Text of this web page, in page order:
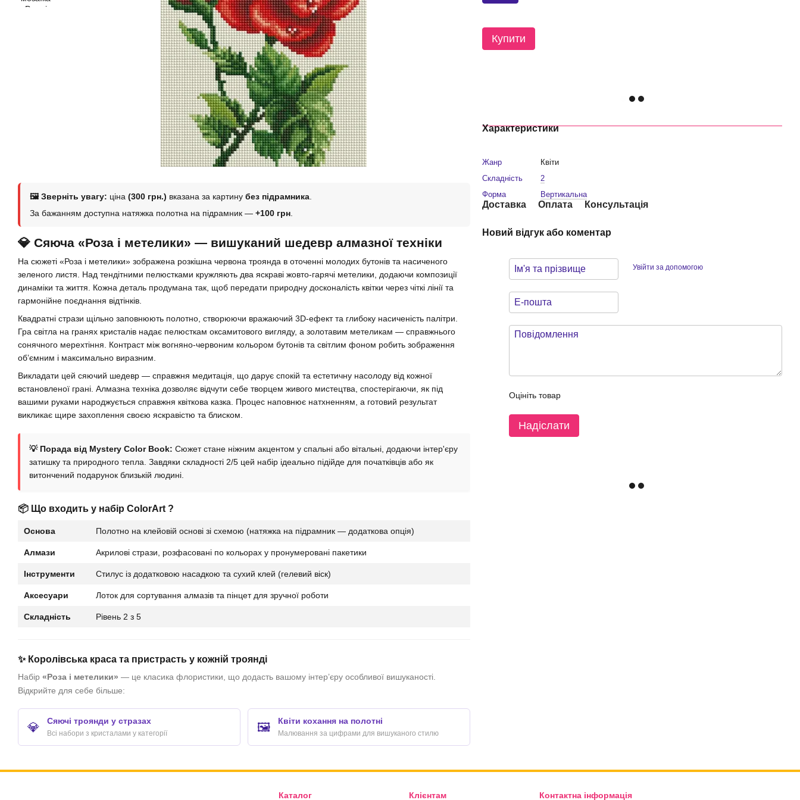
🖼 Зверніть увагу: ціна (300 грн.) вказана за картину без підрамника
За бажанням доступна натяжка полотна на підрамник — +100 грн
💎 Сяюча «Роза і метелики» — вишуканий шедевр алмазної техніки
На сюжеті «Роза і метелики» зображена розкішна червона троянда в оточенні молодих бутонів та насиченого
зеленого листя. Над тендітними пелюстками кружляють два яскраві жовто-гарячі метелики, додаючи композиції
динаміки та життя. Кожна деталь продумана так, щоб передати природну досконалість квітки через чіткі лінії та
гармонійне поєднання відтінків.
Квадратні стрази щільно заповнюють полотно, створюючи вражаючий 3D-ефект та глибоку насиченість палітри.
Гра світла на гранях кристалів надає пелюсткам оксамитового вигляду, а золотавим метеликам — справжнього
сонячного мерехтіння. Контраст між вогняно-червоним кольором бутонів та світлим фоном робить зображення
об’ємним і максимально виразним.
Викладати цей сяючий шедевр — справжня медитація, що дарує спокій та естетичну насолоду від кожної
встановленої грані. Алмазна техніка дозволяє відчути себе творцем живого мистецтва, спостерігаючи, як під
вашими руками народжується справжня квіткова казка. Процес наповнює натхненням, а готовий результат
викликає щире захоплення своєю яскравістю та блиском.
💡 Порада від Mystery Color Book: Сюжет стане ніжним акцентом у спальні або вітальні, додаючи інтер'єру
затишку та природного тепла. Завдяки складності 2/5 цей набір ідеально підійде для початківців або як
витончений подарунок близькій людині.
📦 Що входить у набір ColorArt ?
Основа Полотно на клейовій основі зі схемою (натяжка на підрамник — додаткова опція)
Алмази Акрилові стрази, розфасовані по кольорах у пронумеровані пакетики
Інструменти Стилус із додатковою насадкою та сухий клей (гелевий віск)
Аксесуари Лоток для сортування алмазів та пінцет для зручної роботи
Складність Рівень 2 з 5
✨ Королівська краса та пристрасть у кожній троянді
Набір «Роза і метелики» — це класика флористики, що додасть вашому інтер’єру особливої вишуканості.
Відкрийте для себе більше:
💎 Сяючі троянди у стразах
Всі набори з кристалами у категорії 🖼️ Квіти кохання на полотні
Малювання за цифрами для вишуканого стилю
Купити
Характеристики
Жанр
Квіти
Складність
2
Форма
Вертикальна
Доставка Оплата Консультація
Новий відгук або коментар
Увійти за допомогою
Оцініть товар
Надіслати
Каталог Клієнтам Контактна інформація